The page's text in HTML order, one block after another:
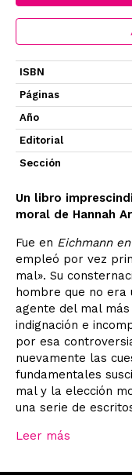
ISBN
Páginas
Año
Editorial
Sección
Un libro
moral de Hannah
Fue en Eichmann
empleó por vez
mal». Su
hombre que no era
agente del mal
indignación e
por esa
nuevamente las
fundamentales
mal y la elección
una serie de
Leer más